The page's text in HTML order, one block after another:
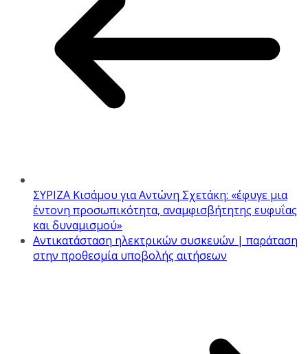
ΣΥΡΙΖΑ Κισάμου για Αντώνη Σχετάκη: «έφυγε μια
έντονη προσωπικότητα, αναμφισβήτητης ευφυΐας
και δυναμισμού»
Αντικατάσταση ηλεκτρικών συσκευών | παράταση
στην προθεσμία υποβολής αιτήσεων